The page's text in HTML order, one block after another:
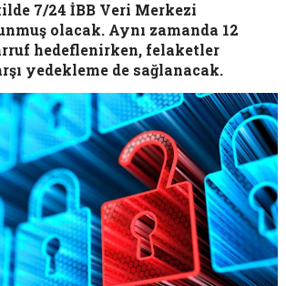
7/24 İBB Veri Merkezi
olacak. Aynı zamanda 12
hedeflenirken, felaketler
yedekleme de sağlanacak.